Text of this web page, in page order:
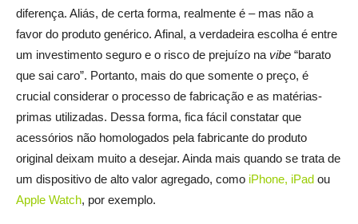
diferença. Aliás, de certa forma, realmente é – mas não a
favor do produto genérico. Afinal, a verdadeira escolha é entre
um investimento seguro e o risco de prejuízo na vibe “barato
que sai caro”. Portanto, mais do que somente o preço, é
crucial considerar o processo de fabricação e as matérias-
primas utilizadas. Dessa forma, fica fácil constatar que
acessórios não homologados pela fabricante do produto
original deixam muito a desejar. Ainda mais quando se trata de
um dispositivo de alto valor agregado, como iPhone, iPad ou
Apple Watch, por exemplo.